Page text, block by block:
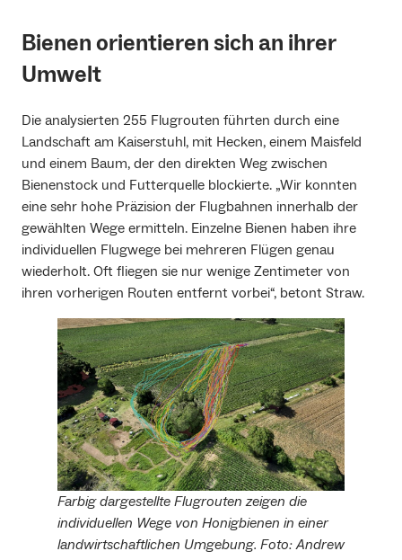
Bienen orientieren sich an ihrer
Umwelt
Die analysierten 255 Flugrouten führten durch eine
Landschaft am Kaiserstuhl, mit Hecken, einem Maisfeld
und einem Baum, der den direkten Weg zwischen
Bienenstock und Futterquelle blockierte. „Wir konnten
eine sehr hohe Präzision der Flugbahnen innerhalb der
gewählten Wege ermitteln. Einzelne Bienen haben ihre
individuellen Flugwege bei mehreren Flügen genau
wiederholt. Oft fliegen sie nur wenige Zentimeter von
ihren vorherigen Routen entfernt vorbei“, betont Straw.
Farbig dargestellte Flugrouten zeigen die
individuellen Wege von Honigbienen in einer
landwirtschaftlichen Umgebung. Foto: Andrew